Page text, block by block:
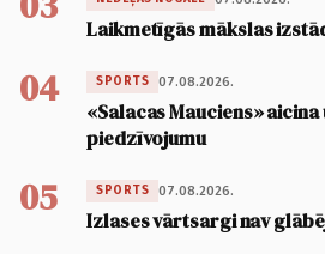
Laikmetīgās mākslas
04 SPORTS 07.08.2026.
«Salacas Mauciens»
piedzīvojumu
05 SPORTS 07.08.2026.
Izlases vārtsargi nav